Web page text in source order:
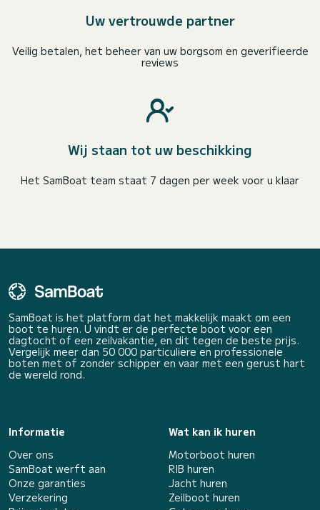
Uw vertrouwde partner
Veilig betalen, het beheer van uw borgsom en geverifieerde
reviews
Wij staan tot uw beschikking
Het SamBoat team staat 7 dagen per week voor u klaar
SamBoat is het platform dat het makkelijk maakt om een
boot te huren. U vindt er de perfecte boot voor een
dagtocht of een zeilvakantie, en dit tegen de beste prijs.
Vergelijk meer dan 50 000 particuliere en professionele
boten met of zonder schipper en vaar met een gerust hart
de wereld rond.
Informatie
Over ons
SamBoat werft aan
Onze garanties
Verzekering
Wat kan ik huren
Motorboot huren
RIB huren
Jacht huren
Zeilboot huren